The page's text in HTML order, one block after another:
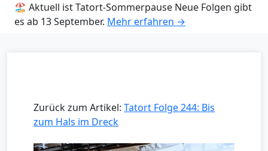
🏖️ Aktuell ist Tatort-Sommerpause Neue Folgen gibt
es ab 13 September. Mehr erfahren →
Zurück zum Artikel: Tatort Folge 244: Bis
zum Hals im Dreck